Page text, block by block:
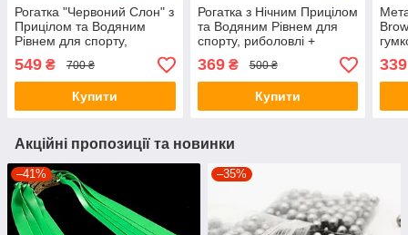
Рогатка "Червоний Слон" з
Прицілом та Водяним
Рівнем для спорту,
риболовлі + запасна гумка
+ 20 кульок
549 ₴ 700 ₴
Купити
Рогатка з Нічним Прицілом
та Водяним Рівнем для
спорту, риболовлі +
запасна гумка + 20шт
кульок
369₴ 500 ₴
Купити
+
339
Акційні пропозиції та новинки
–41% –35%